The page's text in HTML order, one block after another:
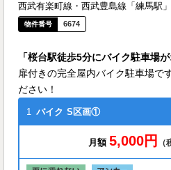
西武有楽町線・西武豊島線「練馬駅
6674
「桜台駅徒歩5分にバイク駐車場が
扉付きの完全屋内バイク駐車場で
ださい！
1 バイク S区画①
月額 5,000円